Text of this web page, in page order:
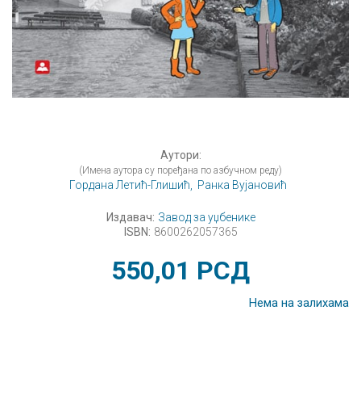
Аутори:
(Имена аутора су поређана по азбучном реду)
Гордана Летић-Глишић, Ранка Вујановић
Издавач: Завод за уџбенике
ISBN: 8600262057365
550,01 РСД
Нема на залихама